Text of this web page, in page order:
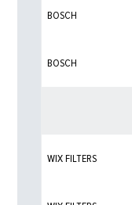
BOSCH
BOSCH
WIX FILTERS